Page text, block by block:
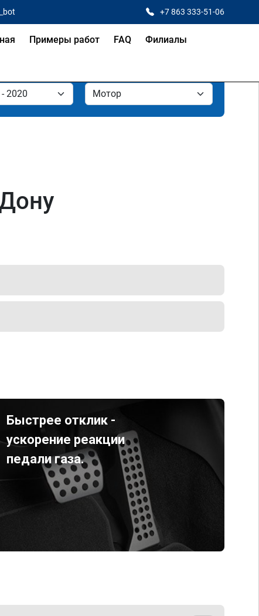
+7 863 333-51-06
Примеры работ FAQ Филиалы
Быстрее отклик -
ускорение реакции
педали газа.